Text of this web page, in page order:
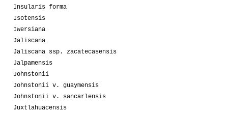
Insularis forma
Isotensis
Iwersiana
Jaliscana
Jaliscana ssp. zacatecasensis
Jalpamensis
Johnstonii
Johnstonii v. guaymensis
Johnstonii v. sancarlensis
Juxtlahuacensis